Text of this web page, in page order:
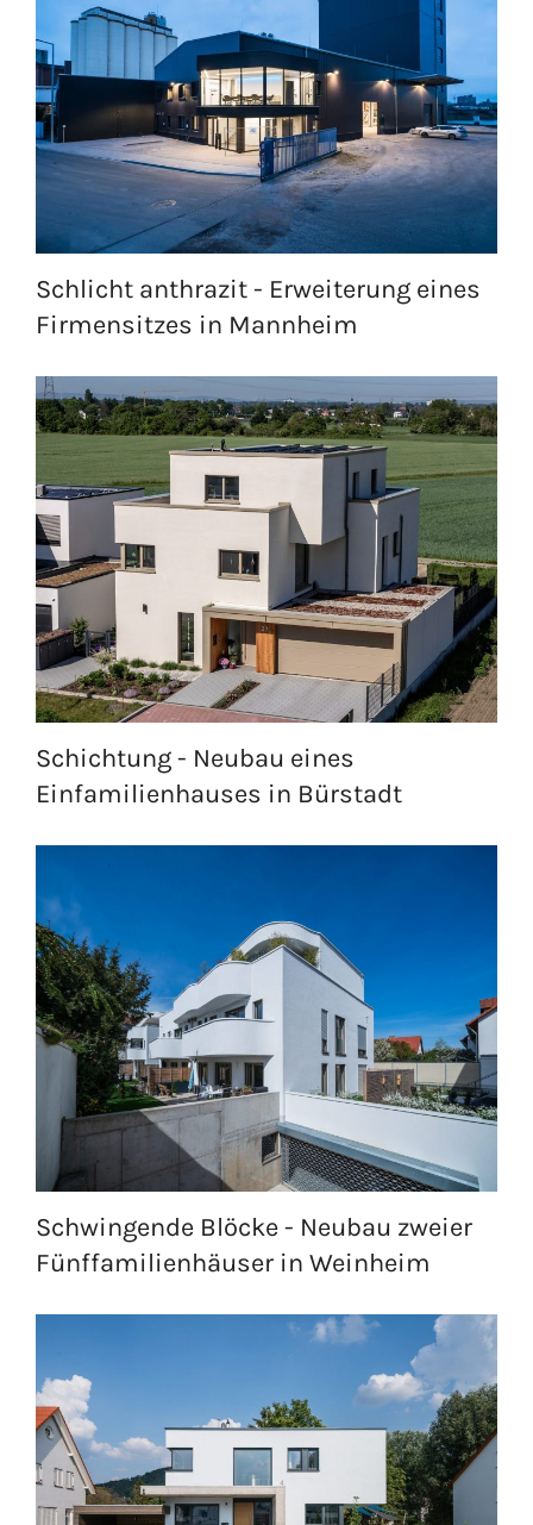
Schlicht anthrazit - Erweiterung eines
Firmensitzes in Mannheim
Schichtung - Neubau eines
Einfamilienhauses in Bürstadt
Schwingende Blöcke - Neubau zweier
Fünffamilienhäuser in Weinheim